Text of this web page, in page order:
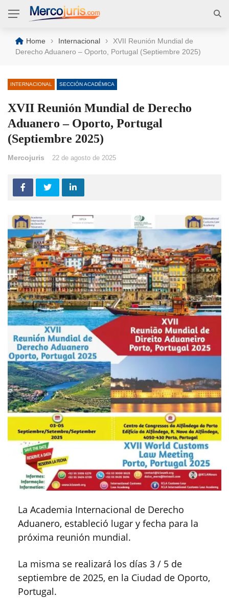
Home › Internacional ›
XVII Reunión Mundial de
Derecho Aduanero – Oporto, Portugal (Septiembre 2025)
INTERNACIONAL SECCIÓN ACADÉMICA
XVII Reunión Mundial de Derecho
Aduanero – Oporto, Portugal
(Septiembre 2025)
Mercojuris 22 de agosto de 2025
La Academia Internacional de Derecho
Aduanero, estableció lugar y fecha para la
próxima reunión mundial.
La misma se realizará los días 3 / 5 de
septiembre de 2025, en la Ciudad de Oporto,
Portugal.